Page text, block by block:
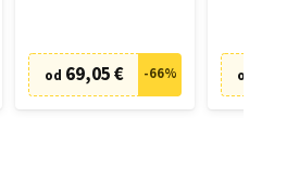
od 69,05 € -66% od